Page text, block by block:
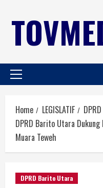
Home LEGISLATIF
DPRD Barito Utara
Muara Teweh
DPRD Barito Utara